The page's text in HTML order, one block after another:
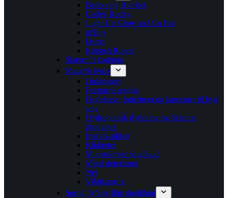
Beebot og Bluebot
Codey Rocky
Light Up Glow and Go Bot
mTiny
Osmo
Rugged Robot
Skærmfri kodning
Natur/Science
Datalogger
Forstørrelsesglas
Fuglehuse, foderbræt og kameraer til byg
selv
Hydroponisk dyrkning og Science
produkter
Insektkrukker
Kikkerter
Mikroskoper dagtilbud
Metal detektorer
Net
Vildtkamera
Sprog, lyd og film dagtilbud